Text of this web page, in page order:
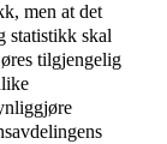
men at det
statistikk skal
tilgjengelig